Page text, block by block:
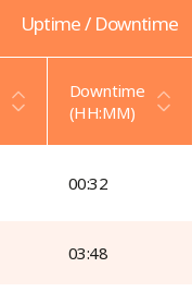
Uptime / Downtime
Downtime
(HH:MM)
00:32
03:48